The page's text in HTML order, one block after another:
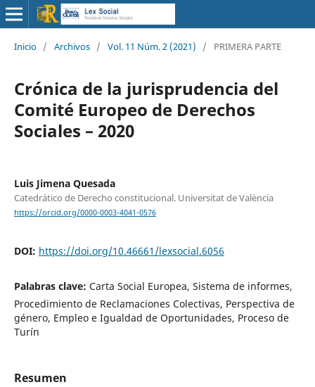
Inicio / Archivos / Vol. 11 Núm. 2 (2021) / PRIMERA PARTE
Crónica de la jurisprudencia del
Comité Europeo de Derechos
Sociales – 2020
Luis Jimena Quesada
Catedrático de Derecho constitucional. Universitat de València
https://orcid.org/0000-0003-4041-0576
DOI: https://doi.org/10.46661/lexsocial.6056
Palabras clave: Carta Social Europea, Sistema de informes,
Procedimiento de Reclamaciones Colectivas, Perspectiva de
género, Empleo e Igualdad de Oportunidades, Proceso de
Turín
Resumen